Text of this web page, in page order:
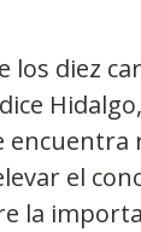
los diez
encuentra
el
la